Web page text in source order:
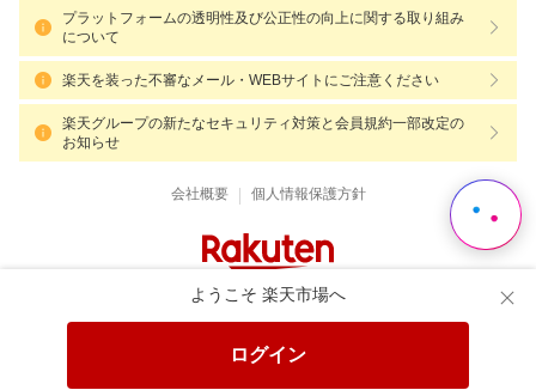
ようこそ 楽天市場へ
ログイン
プラットフォームの透明性及び公正性の向上に関する取り組み
について
楽天を装った不審なメール・WEBサイトにご注意ください
楽天グループの新たなセキュリティ対策と会員規約一部改定の
お知らせ
会社概要 | 個人情報保護方針